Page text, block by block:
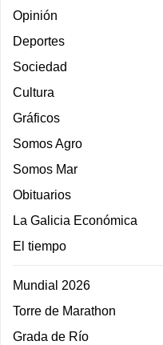
Opinión
Deportes
Sociedad
Cultura
Gráficos
Somos Agro
Somos Mar
Obituarios
La Galicia Económica
El tiempo
Mundial 2026
Torre de Marathon
Grada de Río